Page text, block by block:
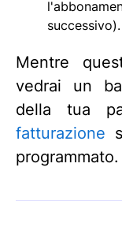
successivo).
Mentre
vedrai un
della tua
fatturazione
programmato.